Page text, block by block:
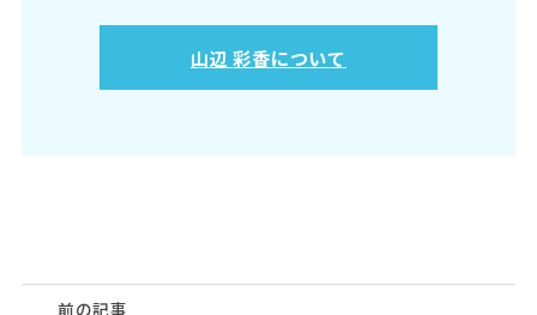
山辺 彩香について
前の記事